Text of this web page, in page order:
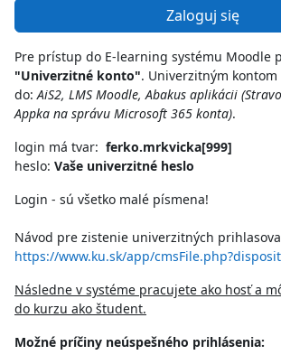
Zaloguj się
Pre prístup do E-learning systému Moodle
"Univerzitné konto". Univerzitným
do:AiS2, LMS Moodle, Abakus aplikácii
Appka na správu Microsoft 365 konta).
login má tvar: ferko.mrkvicka[999]
heslo: Vaše univerzitné heslo
Login - sú všetko malé písmena!
Návod pre zistenie univerzitných
https://www.ku.sk/app/
Následne v systéme pracujete ako hosť a
do kurzu ako študent.
Možné príčiny neúspešného prihlásenia: